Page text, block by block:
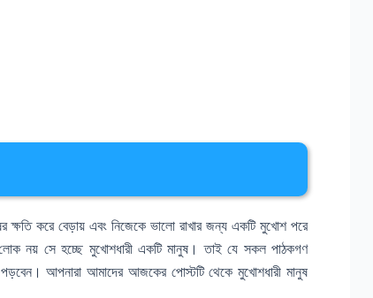
ক্ষতি করে বেড়ায় এবং নিজেকে ভালো রাখার জন্য একটি মুখোশ পরে
নয় সে হচ্ছে মুখোশধারী একটি মানুষ। তাই যে সকল পাঠকগণ
আপনারা আমাদের আজকের পোস্টটি থেকে মুখোশধারী মানুষ